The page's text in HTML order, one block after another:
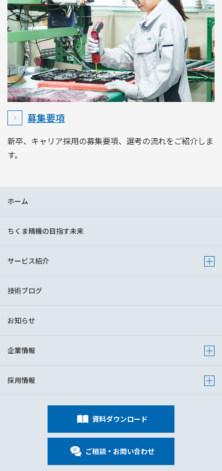
募集要項
新卒、キャリア採用の募集要項、選考の流れをご紹介しま
す。
ホーム
ちくま精機の目指す未来
サービス紹介 Show
技術ブログ
お知らせ
企業情報 Show
採用情報 Show
資料ダウンロード
ご相談・お問い合わせ